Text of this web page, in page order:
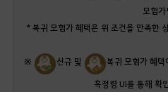
모험가
* 복귀 모험가 혜택은 위 조건을 만족한
※ 신규 및
복귀 모험가 혜택
흑정령 UI를 통해 확